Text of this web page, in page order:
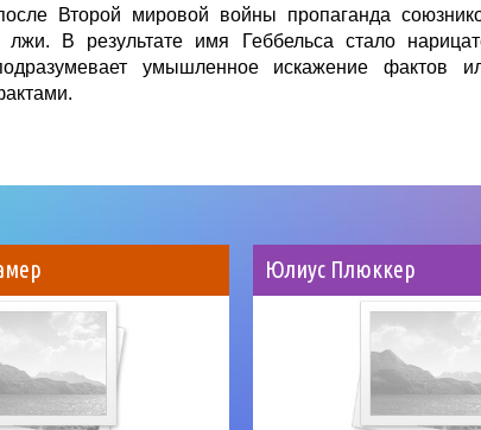
Второй мировой войны пропаганда
лжи. В результате имя Геббельса стало
умышленное искажение фактов
Юлиус Плюккер